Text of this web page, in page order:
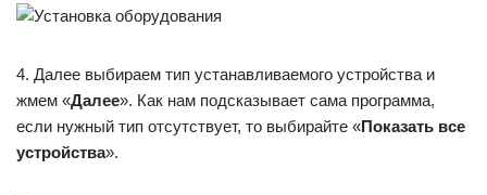
4. Далее выбираем тип устанавливаемого устройства и
жмем «Далее». Как нам подсказывает сама программа,
если нужный тип отсутствует, то выбирайте «Показать все
устройства».